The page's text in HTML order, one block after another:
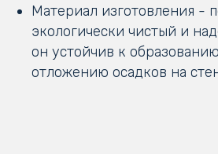
Материал изготовления -
экологически чистый и
он устойчив к
отложению осадков на